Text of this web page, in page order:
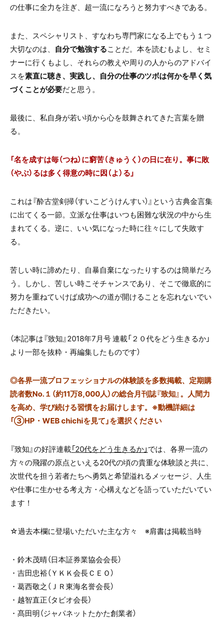
の仕事に全力を注ぎ、超一流になろうと努力すべきである。
また、スペシャリスト、すなわち専門家になる上でもう１つ
大切なのは、 自分で勉強することだ。本を読むもよし、セミ
ナーに行くもよし、それらの教えや周りの人からのアドバイ
スを素直に聴き、実践し、自分の仕事のツボは何かを早く気
づくことが必要だと思う。
最後に、私自身が若い頃から心を鼓舞されてきた言葉を贈
る。
「名を成すは毎（つね）に窮苦（きゅうく）の日に在り。事に敗
（やぶ）るは多く得意の時に因（よ）る」
これは『酔古堂剣掃（すいこどうけんすい）』という古典金言集
に出てくる一節。立派な仕事はいつも困難な状況の中から生
まれてくる。逆に、いい気になった時に往々にして失敗す
る。
苦しい時に諦めたり、自暴自棄になったりするのは簡単だろ
う。しかし、苦しい時こそチャンスであり、そこで徹底的に
努力を重ねていけば成功への道が開けることを忘れないでい
ただきたい。
（本記事は『致知』2018年7月号 連載「２０代をどう生きるか」
より一部を抜粋・再編集したものです）
◎各界一流プロフェッショナルの体験談を多数掲載、定期購
読者数No.１（約11万8,000人）の総合月刊誌『致知』。人間力
を高め、学び続ける習慣をお届けします。※動機詳細は
「③HP・WEB chichiを見て」を選択ください
『致知』の好評連載「20代をどう生きるか」では、各界一流の
方々の飛躍の原点といえる20代の頃の貴重な体験談と共に、
次世代を担う若者たちへ勇気と希望溢れるメッセージ、人生
や仕事に生かせる考え方・心構えなどを語っていただいてい
ます！
☆過去本欄に登場いただいた主な方々 ※肩書は掲載当時
・鈴木茂晴（日本証券業協会会長）
・吉田忠裕（ＹＫＫ会長ＣＥＯ）
・葛西敬之（ＪＲ東海名誉会長）
・越智直正（タビオ会長）
・髙田明（ジャパネットたかた創業者）